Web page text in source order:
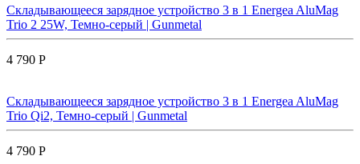
Складывающееся зарядное устройство 3 в 1 Energea AluMag
Trio 2 25W, Темно-серый | Gunmetal
4 790 Р
Складывающееся зарядное устройство 3 в 1 Energea AluMag
Trio Qi2, Темно-серый | Gunmetal
4 790 Р